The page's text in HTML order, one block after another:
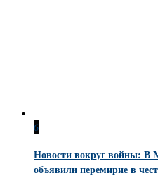
6
Новости вокруг войны: В
объявили перемирие в